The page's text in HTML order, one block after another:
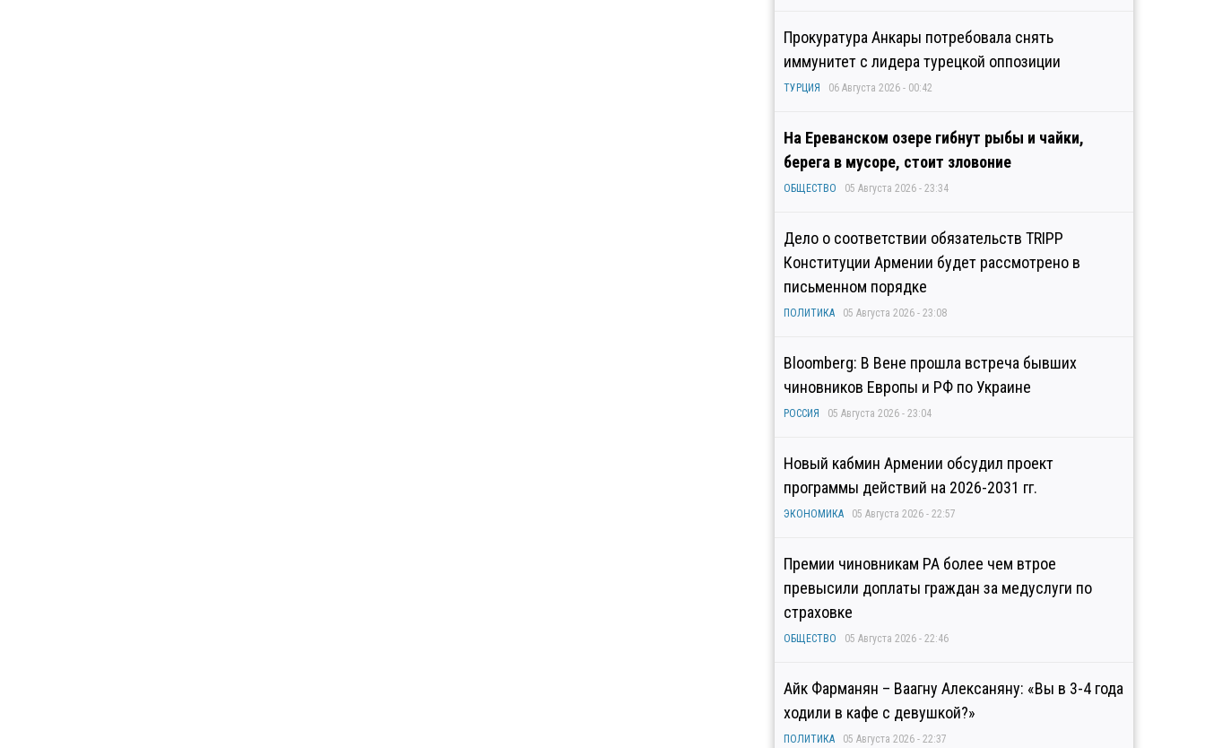
Прокуратура Анкары потребовала снять
иммунитет с лидера турецкой оппозиции
ТУРЦИЯ 06 Августа 2026 - 00:42
На Ереванском озере гибнут рыбы и чайки,
берега в мусоре, стоит зловоние
ОБЩЕСТВО 05 Августа 2026 - 23:34
Дело о соответствии обязательств TRIPP
Конституции Армении будет рассмотрено в
письменном порядке
ПОЛИТИКА 05 Августа 2026 - 23:08
Bloomberg: В Вене прошла встреча бывших
чиновников Европы и РФ по Украине
РОССИЯ 05 Августа 2026 - 23:04
Новый кабмин Армении обсудил проект
программы действий на 2026-2031 гг.
ЭКОНОМИКА 05 Августа 2026 - 22:57
Премии чиновникам РА более чем втрое
превысили доплаты граждан за медуслуги по
страховке
ОБЩЕСТВО 05 Августа 2026 - 22:46
Айк Фарманян – Ваагну Алексаняну: «Вы в 3-4 года
ходили в кафе с девушкой?»
ПОЛИТИКА 05 Августа 2026 - 22:37